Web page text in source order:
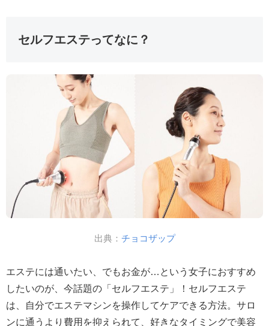
セルフエステってなに？
出典： チョコザップ
エステには通いたい、でもお金が…という女子におすすめ
したいのが、今話題の「セルフエステ」！セルフエステ
は、自分でエステマシンを操作してケアできる方法。サロ
ンに通うより費用を抑えられて、好きなタイミングで美容